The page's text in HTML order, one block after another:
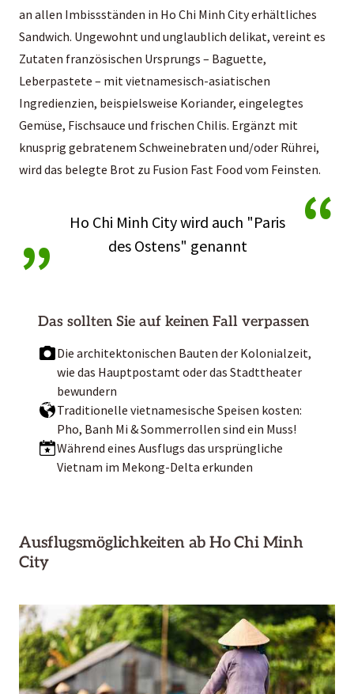
an allen Imbissständen in Ho Chi Minh City erhältliches
Sandwich. Ungewohnt und unglaublich delikat, vereint es
Zutaten französischen Ursprungs – Baguette,
Leberpastete – mit vietnamesisch-asiatischen
Ingredienzien, beispielsweise Koriander, eingelegtes
Gemüse, Fischsauce und frischen Chilis. Ergänzt mit
knusprig gebratenem Schweinebraten und/oder Rührei,
wird das belegte Brot zu Fusion Fast Food vom Feinsten.
„
Ho Chi Minh City wird auch "Paris
des Ostens" genannt
“
Das sollten Sie auf keinen Fall verpassen
Die architektonischen Bauten der Kolonialzeit,
wie das Hauptpostamt oder das Stadttheater
bewundern
Traditionelle vietnamesische Speisen kosten:
Pho, Banh Mi & Sommerrollen sind ein Muss!
Während eines Ausflugs das ursprüngliche
Vietnam im Mekong-Delta erkunden
Ausflugsmöglichkeiten ab Ho Chi Minh
City